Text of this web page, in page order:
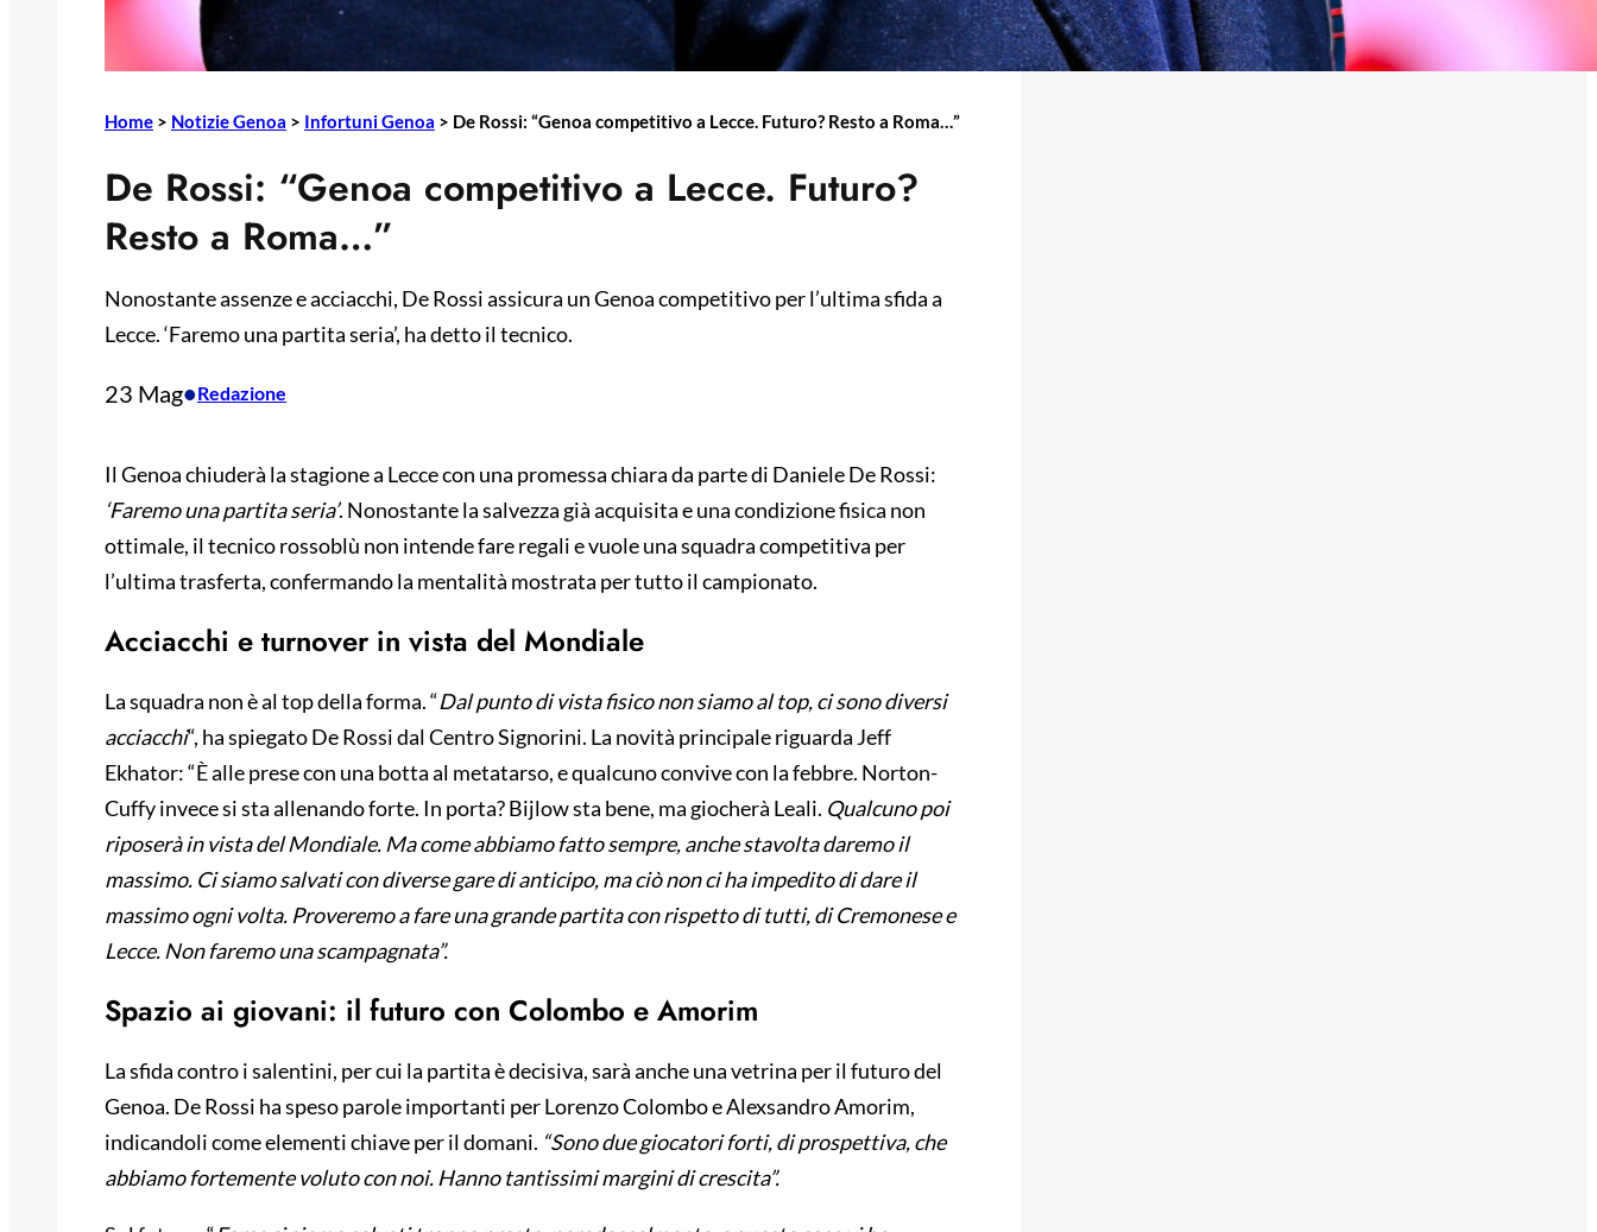
Home > Notizie Genoa > Infortuni Genoa > De Rossi: “Genoa competitivo a Lecce. Futuro? Resto a Roma…”
De Rossi: “Genoa competitivo a Lecce. Futuro?
Resto a Roma…”
Nonostante assenze e acciacchi, De Rossi assicura un Genoa competitivo per l’ultima sfida a
Lecce. ‘Faremo una partita seria’, ha detto il tecnico.
23 Mag•Redazione
Il Genoa chiuderà la stagione a Lecce con una promessa chiara da parte di Daniele De Rossi:
‘Faremo una partita seria’. Nonostante la salvezza già acquisita e una condizione fisica non
ottimale, il tecnico rossoblù non intende fare regali e vuole una squadra competitiva per
l’ultima trasferta, confermando la mentalità mostrata per tutto il campionato.
Acciacchi e turnover in vista del Mondiale
La squadra non è al top della forma. “Dal punto di vista fisico non siamo al top, ci sono diversi
acciacchi“, ha spiegato De Rossi dal Centro Signorini. La novità principale riguarda Jeff
Ekhator: “È alle prese con una botta al metatarso, e qualcuno convive con la febbre. Norton-
Cuffy invece si sta allenando forte. In porta? Bijlow sta bene, ma giocherà Leali. Qualcuno poi
riposerà in vista del Mondiale. Ma come abbiamo fatto sempre, anche stavolta daremo il
massimo. Ci siamo salvati con diverse gare di anticipo, ma ciò non ci ha impedito di dare il
massimo ogni volta. Proveremo a fare una grande partita con rispetto di tutti, di Cremonese e
Lecce. Non faremo una scampagnata”.
Spazio ai giovani: il futuro con Colombo e Amorim
La sfida contro i salentini, per cui la partita è decisiva, sarà anche una vetrina per il futuro del
Genoa. De Rossi ha speso parole importanti per Lorenzo Colombo e Alexsandro Amorim,
indicandoli come elementi chiave per il domani. “Sono due giocatori forti, di prospettiva, che
abbiamo fortemente voluto con noi. Hanno tantissimi margini di crescita”.